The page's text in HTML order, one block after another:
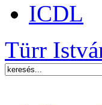
ICDL
Türr